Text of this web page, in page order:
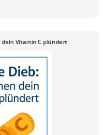
dein Vitamin C plündert